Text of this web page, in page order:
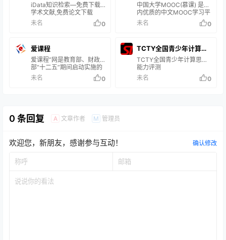
iData知识检索—免费下载
学术文献,免费论文下载
未名
0
中国大学MOOC(慕课) 是国
内优质的中文MOOC学习平
台，由爱课程网携手网易云
课堂打造。平台拥有包括
国家精品在线开放课程322
门，占2017年获得认定课程
总数的65.7%。每一个有提
升愿望的人，都可以在这里
学习优质高校课程，与名师
未名 0
爱课程
爱课程”网是教育部、财政
部“十二五”期间启动实施的
“高等学校本科教学质量与
教学改革工程”委托高等教
推动高校的教育教学改革，
提高高等教育质量，以公益
习者提供优质教育资源共享
中国大学资源…
未名 0
TCTY全国青少年计算思
维能力评测
TCTY全国青少年计算思维
能力评测
未名
0
0 条回复 A 文章作者 M 管理员
欢迎您，新朋友，感谢参与互动！ 确认修改